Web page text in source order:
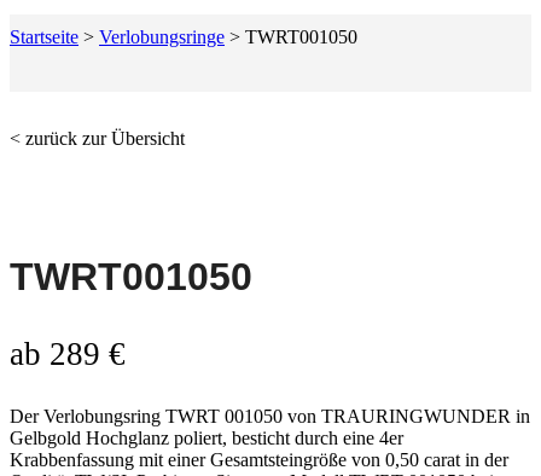
Startseite > Verlobungsringe > TWRT001050
< zurück zur Übersicht
TWRT001050
ab 289 €
Der Verlobungsring TWRT 001050 von TRAURINGWUNDER in
Gelbgold Hochglanz poliert, besticht durch eine 4er
Krabbenfassung mit einer Gesamtsteingröße von 0,50 carat in der